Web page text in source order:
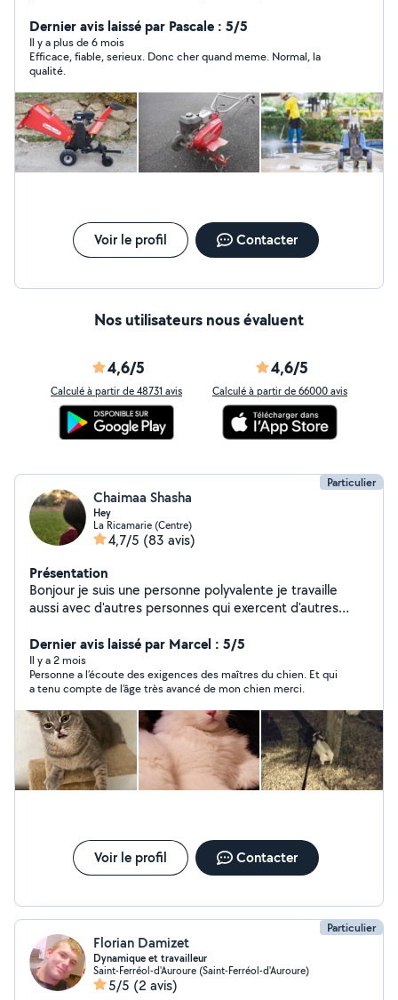
Dernier avis laissé par Pascale : 5/5
Il y a plus de 6 mois
Efficace, fiable, serieux. Donc cher quand meme. Normal, la
qualité.
Voir le profil Contacter
Nos utilisateurs nous évaluent
4,6/5
Calculé à partir de 48731 avis
4,6/5
Calculé à partir de 66000 avis
Particulier
Chaimaa Shasha
Hey
La Ricamarie (Centre)
4,7/5 (83 avis)
Présentation
Bonjour je suis une personne polyvalente je travaille
aussi avec d'autres personnes qui exercent d'autres
informatique et ménage garde d'animaux ...... je peux
très bien vous faciliter la tâche afin de vous mettre en
relation avec ces personnes professionnels n'hésitez
pas à me contacter.
Dernier avis laissé par Marcel : 5/5
Il y a 2 mois
Personne a l’écoute des exigences des maîtres du chien. Et qui
a tenu compte de l’âge très avancé de mon chien merci.
Voir le profil Contacter
Particulier
Florian Damizet
Dynamique et travailleur
Saint-Ferréol-d'Auroure (Saint-Ferréol-d'Auroure)
5/5 (2 avis)